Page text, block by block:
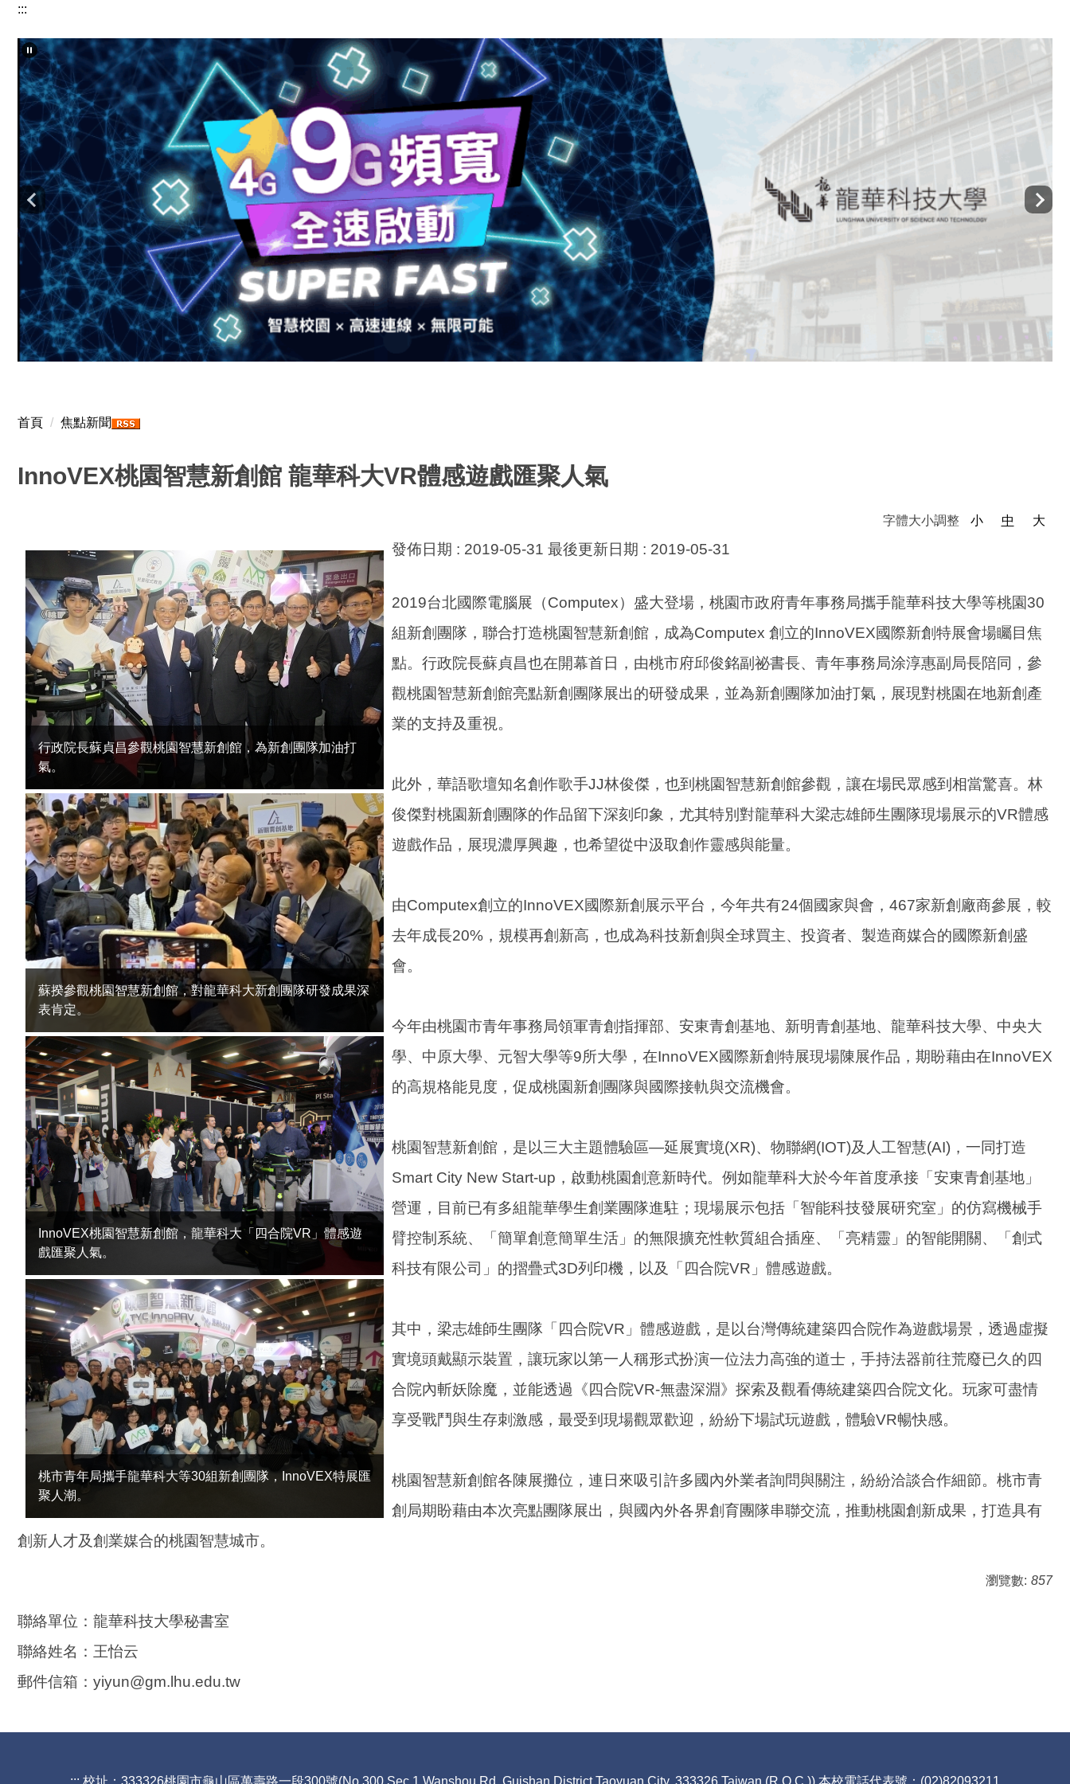
跳
要
:::
首頁 焦點新聞
InnoVEX桃園智慧新創館 龍華科大VR體感遊戲匯聚人氣
字體大小調整 小 中 大
行政院長蘇貞昌參觀桃園智慧新創館，為新創團隊加油打
氣。
蘇揆參觀桃園智慧新創館，對龍華科大新創團隊研發成果深
表肯定。
InnoVEX桃園智慧新創館，龍華科大「四合院VR」體感遊
戲匯聚人氣。
桃市青年局攜手龍華科大等30組新創團隊，InnoVEX特展匯
聚人潮。
發佈日期 : 2019-05-31 最後更新日期 : 2019-05-31
2019台北國際電腦展（Computex）盛大登場，桃園市政府青年事務局攜手龍華科技大學等桃園30
組新創團隊，聯合打造桃園智慧新創館，成為Computex 創立的InnoVEX國際新創特展會場矚目焦
點。行政院長蘇貞昌也在開幕首日，由桃市府邱俊銘副祕書長、青年事務局涂淳惠副局長陪同，參
觀桃園智慧新創館亮點新創團隊展出的研發成果，並為新創團隊加油打氣，展現對桃園在地新創產
業的支持及重視。
此外，華語歌壇知名創作歌手JJ林俊傑，也到桃園智慧新創館參觀，讓在場民眾感到相當驚喜。林
俊傑對桃園新創團隊的作品留下深刻印象，尤其特別對龍華科大梁志雄師生團隊現場展示的VR體感
遊戲作品，展現濃厚興趣，也希望從中汲取創作靈感與能量。
由Computex創立的InnoVEX國際新創展示平台，今年共有24個國家與會，467家新創廠商參展，較
去年成長20%，規模再創新高，也成為科技新創與全球買主、投資者、製造商媒合的國際新創盛
會。
今年由桃園市青年事務局領軍青創指揮部、安東青創基地、新明青創基地、龍華科技大學、中央大
學、中原大學、元智大學等9所大學，在InnoVEX國際新創特展現場陳展作品，期盼藉由在InnoVEX
的高規格能見度，促成桃園新創團隊與國際接軌與交流機會。
桃園智慧新創館，是以三大主題體驗區—延展實境(XR)、物聯網(IOT)及人工智慧(AI)，一同打造
Smart City New Start-up，啟動桃園創意新時代。例如龍華科大於今年首度承接「安東青創基地」
營運，目前已有多組龍華學生創業團隊進駐；現場展示包括「智能科技發展研究室」的仿寫機械手
臂控制系統、「簡單創意簡單生活」的無限擴充性軟質組合插座、「亮精靈」的智能開關、「創式
科技有限公司」的摺疊式3D列印機，以及「四合院VR」體感遊戲。
其中，梁志雄師生團隊「四合院VR」體感遊戲，是以台灣傳統建築四合院作為遊戲場景，透過虛擬
實境頭戴顯示裝置，讓玩家以第一人稱形式扮演一位法力高強的道士，手持法器前往荒廢已久的四
合院內斬妖除魔，並能透過《四合院VR-無盡深淵》探索及觀看傳統建築四合院文化。玩家可盡情
享受戰鬥與生存刺激感，最受到現場觀眾歡迎，紛紛下場試玩遊戲，體驗VR暢快感。
桃園智慧新創館各陳展攤位，連日來吸引許多國內外業者詢問與關注，紛紛洽談合作細節。桃市青
創局期盼藉由本次亮點團隊展出，與國內外各界創育團隊串聯交流，推動桃園創新成果，打造具有
創新人才及創業媒合的桃園智慧城市。
瀏覽數: 857
聯絡單位：龍華科技大學秘書室
聯絡姓名：王怡云
郵件信箱：yiyun@gm.lhu.edu.tw